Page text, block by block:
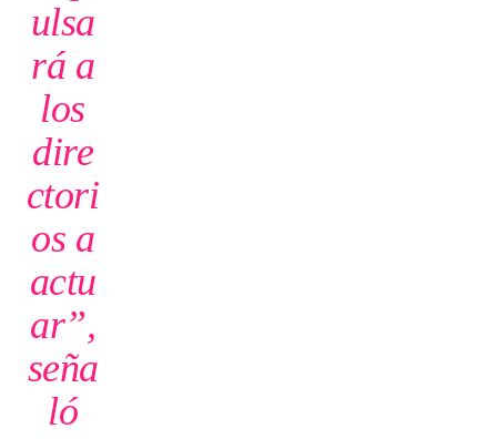
ulsa
rá a
los
dire
ctori
os a
actu
ar”,
seña
ló